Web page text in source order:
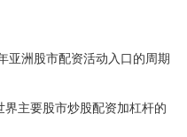
亚洲股市配资活动入口的周期
主要股市炒股配资加杠杆的